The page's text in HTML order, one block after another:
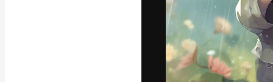
Copyright © 2010-